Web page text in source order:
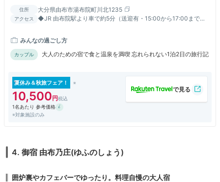
住所 大分県由布市湯布院町川北1235
アクセス
◆JR 由布院駅より車で約5分（送迎有・15:00から17:00まで。
みんなの過ごし方
カップル 大人のための宿で食と温泉を満喫 忘れられない1泊2日の旅行記
夏休み＆秋旅フェア！
10,500
1名あたり 参考価格
※対象施設のみ
4. 御宿 由布乃庄(ゆふのしょう)
囲炉裏やカフェバーでゆったり。料理自慢の大人宿